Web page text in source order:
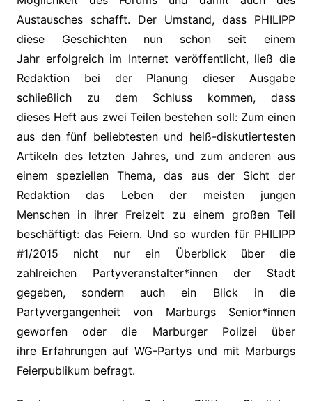
Austausches schafft. Der Umstand, dass PHILIPP
diese Geschichten nun schon seit einem
Jahr erfolgreich im Internet veröffentlicht, ließ die
Redaktion bei der Planung dieser Ausgabe
schließlich zu dem Schluss kommen, dass
dieses Heft aus zwei Teilen bestehen soll: Zum einen
aus den fünf beliebtesten und heiß-diskutiertesten
Artikeln des letzten Jahres, und zum anderen aus
einem speziellen Thema, das aus der Sicht der
Redaktion das Leben der meisten jungen
Menschen in ihrer Freizeit zu einem großen Teil
beschäftigt: das Feiern. Und so wurden für PHILIPP
#1/2015 nicht nur ein Überblick über die
zahlreichen Partyveranstalter*innen der Stadt
gegeben, sondern auch ein Blick in die
Partyvergangenheit von Marburgs Senior*innen
geworfen oder die Marburger Polizei über
ihre Erfahrungen auf WG-Partys und mit Marburgs
Feierpublikum befragt.